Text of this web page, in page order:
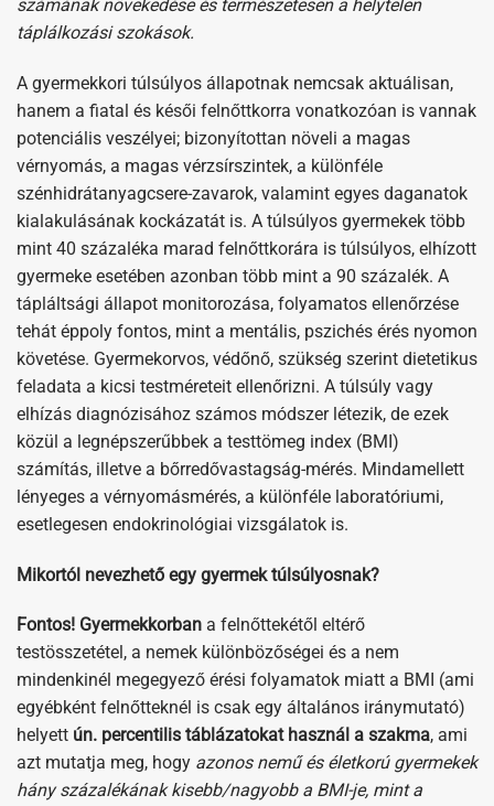
számának növekedése és természetesen a helytelen
táplálkozási szokások.
A gyermekkori túlsúlyos állapotnak nemcsak aktuálisan,
hanem a fiatal és késői felnőttkorra vonatkozóan is vannak
potenciális veszélyei; bizonyítottan növeli a magas
vérnyomás, a magas vérzsírszintek, a különféle
szénhidrátanyagcsere-zavarok, valamint egyes daganatok
kialakulásának kockázatát is. A túlsúlyos gyermekek több
mint 40 százaléka marad felnőttkorára is túlsúlyos, elhízott
gyermeke esetében azonban több mint a 90 százalék. A
tápláltsági állapot monitorozása, folyamatos ellenőrzése
tehát éppoly fontos, mint a mentális, pszichés érés nyomon
követése. Gyermekorvos, védőnő, szükség szerint dietetikus
feladata a kicsi testméreteit ellenőrizni. A túlsúly vagy
elhízás diagnózisához számos módszer létezik, de ezek
közül a legnépszerűbbek a testtömeg index (BMI)
számítás, illetve a bőrredővastagság-mérés. Mindamellett
lényeges a vérnyomásmérés, a különféle laboratóriumi,
esetlegesen endokrinológiai vizsgálatok is.
Mikortól nevezhető egy gyermek túlsúlyosnak?
Fontos! Gyermekkorban a felnőttekétől eltérő
testösszetétel, a nemek különbözőségei és a nem
mindenkinél megegyező érési folyamatok miatt a BMI (ami
egyébként felnőtteknél is csak egy általános iránymutató)
helyett ún. percentilis táblázatokat használ a szakma, ami
azt mutatja meg, hogy azonos nemű és életkorú gyermekek
hány százalékának kisebb/nagyobb a BMI-je, mint a